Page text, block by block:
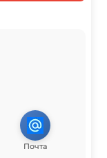
Почта